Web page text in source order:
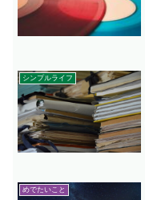
シンプルライフ
めでたいこと